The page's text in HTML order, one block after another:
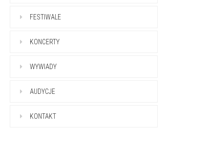
FESTIWALE
KONCERTY
WYWIADY
AUDYCJE
KONTAKT